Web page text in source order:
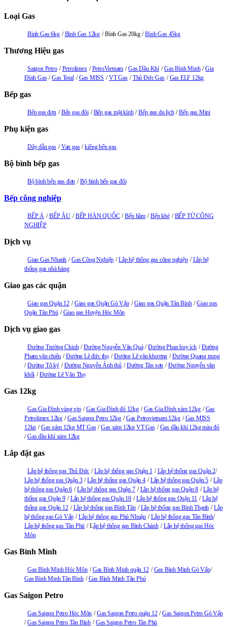
Loại Gas
Bình Gas 6kg Bình Gas 12kg Bình Gas 20kg Bình Gas 45kg
Thương Hiệu gas
Saigon Petro Petrolimex PetroVietnam Gas Dầu Khí Gas Bình Minh
Gia
Đình Gas
Gas Total Gas MISS VT Gas Thủ Đức Gas Gas ELF 12kg
Bếp gas
Bếp gas đơn Bếp gas đôi Bếp gas mặt kính Bếp gas du lịch Bếp gas Mini
Phụ kiện gas
Dây dẫn gas Van gas kiềng bếp gas
Bộ bình bếp gas
Bộ bình bếp gas đơn Bộ bình bếp gas đôi
Bếp công nghiệp
BẾP Á BẾP ÂU BẾP HÀN QUỐC Bếp hầm Bếp khè
BẾP TỪ CÔNG
NGHIỆP
Dịch vụ
Giao Gas Nhanh Gas Công Nghiệp Lắp hệ thống gas công nghiệp
Lắp hệ
thống gas nhà hàng
Giao gas các quận
Giao gas Quận 12 Giao gas Quận Gò Vấp Giao gas Quận Tân Bình
Giao gas
Quận Tân Phú
Giao gas Huyện Hóc Môn
Dịch vụ giao gas
Đường Trường Chinh Đường Nguyễn Văn Quá Đường Phan huy ích
Đường
Pham văn chiêu
Đường Lê đức thọ Đường Lê văn khương
Đường Quang trung
Đường Tô ký
Đường Nguyễn Ảnh thủ Đường Tân sơn
Đường Nguyễn văn
khối
Đường Lê Văn Thọ
Gas 12kg
Gas Gia Đình vàng vip Gas Gia Đình đỏ 12kg Gas Gia Đình xám 12kg
Gas
Petrolimex 12kg
Gas Saigon Petro 12kg Gas Petrovietnam 12kg
Gas MISS
12kg
Gas xám 12kg MT Gas Gas xám 12kg VT Gas
Gas dầu khí 12kg màu đỏ
Gas dầu khí xám 12kg
Lắp đặt gas
Lắp hệ thống gas Thủ Đức Lắp hệ thống gas Quận 1
Lắp hệ thống gas Quận 2
Lắp hệ thống gas Quận 3
Lắp hệ thống gas Quận 4 Lắp hệ thống gas Quận 5
Lắp
hệ thống gas Quận 6
Lắp hệ thống gas Quận 7 Lắp hệ thống gas Quận 8
Lắp hệ
thống gas Quận 9
Lắp hệ thống gas Quận 10 Lắp hệ thống gas Quận 11
Lắp hệ
thống gas Quận 12
Lắp hệ thống gas Bình Tân Lắp hệ thống gas Bình Thạnh
Lắp
hệ thống gas Gò Vấp
Lắp hệ thống gas Phú Nhuận
Lắp hệ thống gas Tân Bình
Lắp hệ thống gas Tân Phú
Lắp hệ thống gas Bình Chánh
Lắp hệ thống gas Hóc
Môn
Gas Bình Minh
Gas Bình Minh Hóc Môn Gas Bình Minh quận 12
Gas Bình Minh Gò Vấp
Gas Bình Minh Tân Bình
Gas Bình Minh Tân Phú
Gas Saigon Petro
Gas Saigon Petro Hóc Môn Gas Saigon Petro quận 12
Gas Saigon Petro Gò Vấp
Gas Saigon Petro Tân Bình
Gas Saigon Petro Tân Phú